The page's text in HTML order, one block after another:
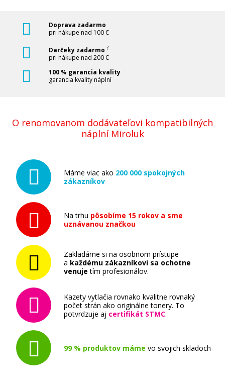
Doprava zadarmo
pri nákupe nad 100 €
Darčeky zadarmo ?
pri nákupe nad 200 €
100 % garancia kvality
garancia kvality náplní
O renomovanom dodávateľovi kompatibilných
náplní Miroluk
Máme viac ako 200 000 spokojných
zákazníkov
Na trhu pôsobíme 15 rokov a sme
uznávanou značkou
Zakladáme si na osobnom prístupe
a každému zákazníkovi sa ochotne
venuje tím profesionálov.
Kazety vytlačia rovnako kvalitne rovnaký
počet strán ako originálne tonery. To
potvrdzuje aj certifikát STMC.
99 % produktov máme vo svojich skladoch